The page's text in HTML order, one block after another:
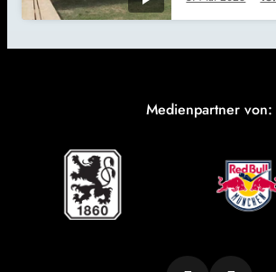
Medienpartner von: